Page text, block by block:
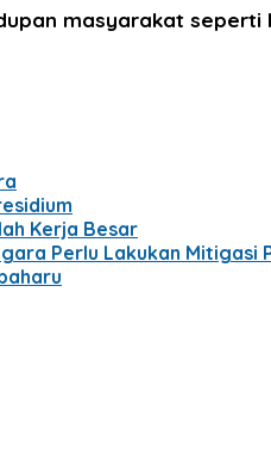
masyarakat
Kerja Besar
Perlu Lakukan Mitigasi